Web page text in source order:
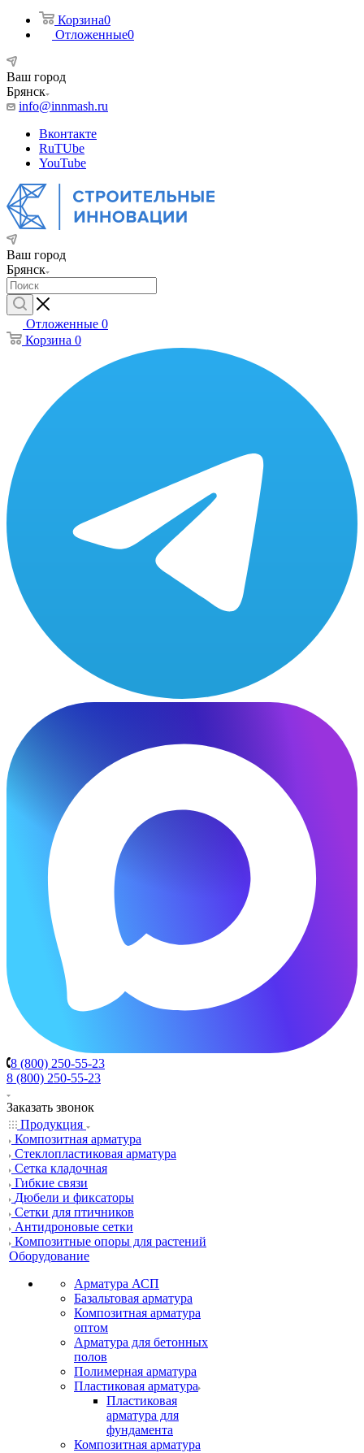
Корзина0
Отложенные0
Ваш город
Брянск
info@innmash.ru
Вконтакте
RuTUbe
YouTube
Ваш город
Брянск
Отложенные 0
Корзина 0
8 (800) 250-55-23
8 (800) 250-55-23
Заказать звонок
Продукция
Композитная арматура
Cтеклопластиковая арматура
Сетка кладочная
Гибкие связи
Дюбели и фиксаторы
Сетки для птичников
Антидроновые сетки
Композитные опоры для растений
Оборудование
Арматура АСП
Базальтовая арматура
Композитная арматура
оптом
Арматура для бетонных
полов
Полимерная арматура
Пластиковая арматура
Пластиковая
арматура для
фундамента
Композитная арматура